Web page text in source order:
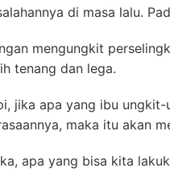
di masa lalu.
mengungkit
tenang dan lega.
jika apa yang ibu
maka itu akan
apa yang bisa kita